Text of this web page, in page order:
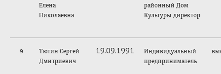
Елена
Николаевна
районный Дом
Культуры директор
9
Тютин Сергей
Дмитриевич
19.09.1991
Индивидуальный
предприниматель